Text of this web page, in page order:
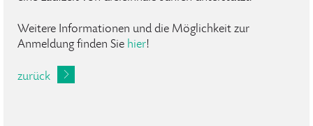
Weitere Informationen und die Möglichkeit zur
Anmeldung finden Sie hier!
zurück